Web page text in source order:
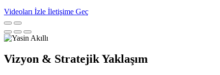
Videoları İzle İletişime Geç
Vizyon & Stratejik Yaklaşım